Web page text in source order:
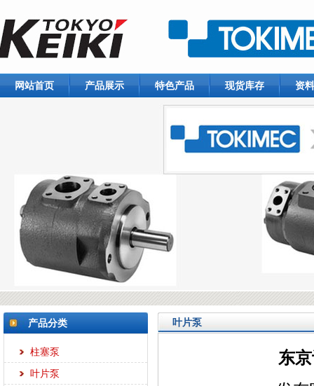
网站首页 产品展示 特色产品 现货库存 资
产品分类
柱塞泵
叶片泵
叶片泵
东